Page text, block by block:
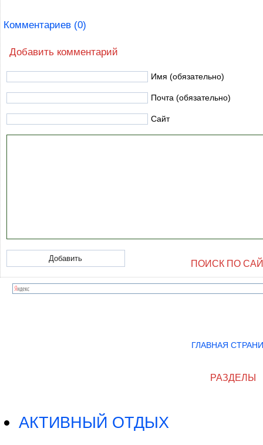
Комментариев (0)
Добавить комментарий
Имя (обязательно)
Почта (обязательно)
Сайт
ПОИСК ПО
ГЛАВНАЯ
РАЗДЕЛЫ
АКТИВНЫЙ ОТДЫХ